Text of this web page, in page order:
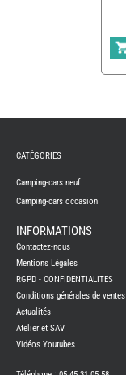
CAMPING-
NEUFS
CAMPING-
CAMPING-
BENIMAR
CAMPING-
CARADO
CAMPING-
ITINEO
CATÉGORIES
Camping-cars neuf
Camping-cars occasion
INFORMATIONS
Contactez-nous
Mentions Légales
RGPD - CONFIDENTIALITES
Conditions générales de ventes
Actualités
Atelier et SAV
Vidéos Youtubes